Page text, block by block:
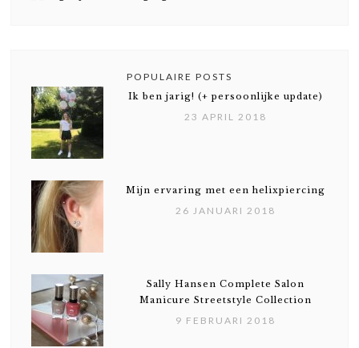
POPULAIRE POSTS
Ik ben jarig! (+ persoonlijke update)
23 APRIL 2018
Mijn ervaring met een helixpiercing
26 JANUARI 2018
Sally Hansen Complete Salon
Manicure Streetstyle Collection
9 FEBRUARI 2018